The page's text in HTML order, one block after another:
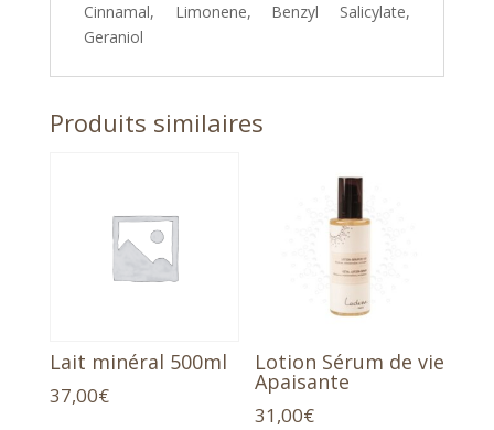
Cinnamal, Limonene, Benzyl Salicylate,
Geraniol
Produits similaires
Lait minéral 500ml
37,00€
Lotion Sérum de vie
Apaisante
31,00€